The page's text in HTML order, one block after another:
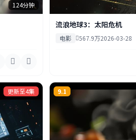
124分钟
流浪地球3：太阳危机
电影 567.9万2026-03-28
更新至4集 9.1